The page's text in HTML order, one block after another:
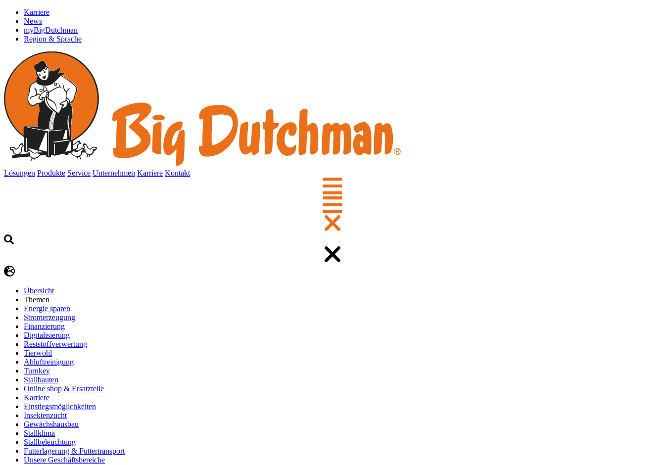
Karriere
News
myBigDutchman
Region & Sprache
Lösungen Produkte Service Unternehmen Karriere Kontakt
Übersicht
Themen
Energie sparen
Stromerzeugung
Finanzierung
Digitalisierung
Reststoffverwertung
Tierwohl
Abluftreinigung
Turnkey
Stallbauten
Online shop & Ersatzteile
Karriere
Einstiegsmöglichkeiten
Insektenzucht
Gewächshausbau
Stallklima
Stallbeleuchtung
Futterlagerung & Futtertransport
Unsere Geschäftsbereiche